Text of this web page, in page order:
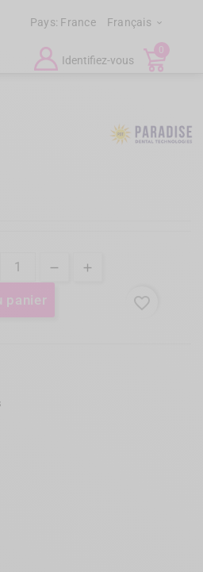
Pays: France Français 
Identifiez-vous
0
panier favorite_border